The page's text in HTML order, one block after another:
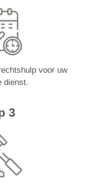
voor uw
dienst.
3